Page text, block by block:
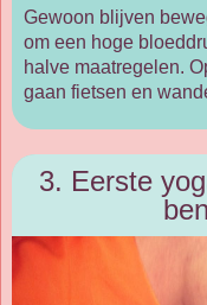
Gewoon blijven
om een hoge
halve maatregelen.
gaan fietsen en
3. Eerste